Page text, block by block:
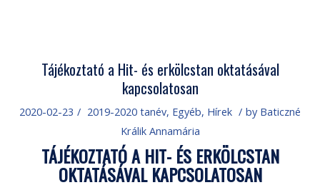
Tájékoztató a Hit- és erkölcstan oktatásával
kapcsolatosan
2020-02-23 / 2019-2020 tanév, Egyéb, Hírek / by Baticzné
Králik Annamária
TÁJÉKOZTATÓ A HIT- ÉS ERKÖLCSTAN
OKTATÁSÁVAL KAPCSOLATOSAN